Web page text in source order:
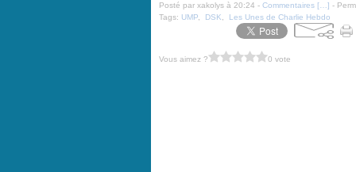
Posté par xakolys à 20:24 - Commentaires [… ] -
Tags: UMP, DSK Les Unes de Charlie Hebdo
Vous aimez ? 0 vote